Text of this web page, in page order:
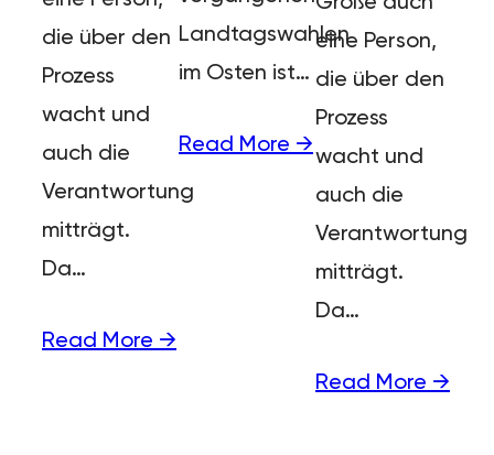
die über den
Prozess
wacht und
auch die
Verantwortung
mitträgt.
Da…
Read More →
Landtagswahlen
im Osten ist…
Read More →
eine Person,
die über den
Prozess
wacht und
auch die
Verantwortung
mitträgt.
Da…
Read More →